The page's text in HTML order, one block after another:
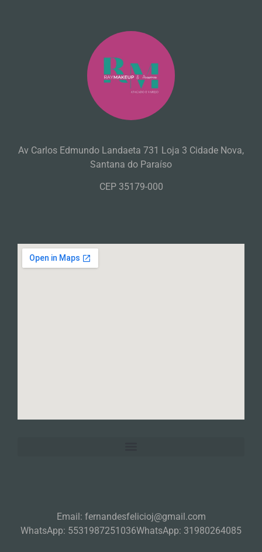
Av Carlos Edmundo Landaeta 731 Loja 3 Cidade Nova,
Santana do Paraíso
CEP 35179-000
Email: fernandesfelicioj@gmail.com
WhatsApp: 5531987251036WhatsApp: 31980264085